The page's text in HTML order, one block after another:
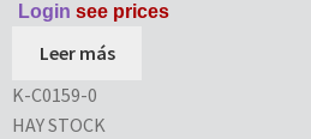
Login see prices
Leer más
K-C0159-0
HAY STOCK